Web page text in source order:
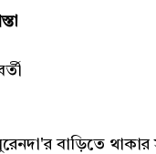
বাড়িতে থাকার